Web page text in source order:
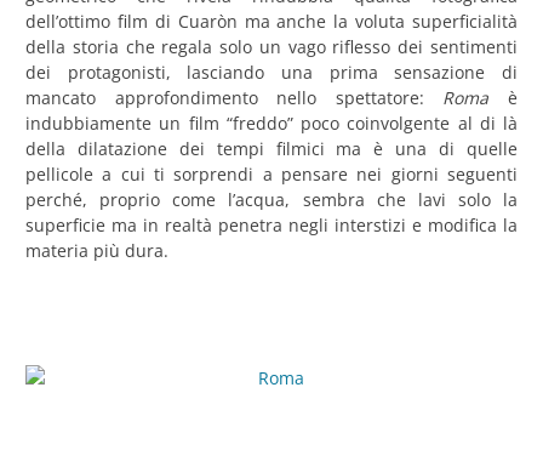
dell’ottimo film di Cuaròn ma anche la voluta superficialità
della storia che regala solo un vago riflesso dei sentimenti
dei protagonisti, lasciando una prima sensazione di
mancato approfondimento nello spettatore: Roma è
indubbiamente un film “freddo” poco coinvolgente al di là
della dilatazione dei tempi filmici ma è una di quelle
pellicole a cui ti sorprendi a pensare nei giorni seguenti
perché, proprio come l’acqua, sembra che lavi solo la
superficie ma in realtà penetra negli interstizi e modifica la
materia più dura.